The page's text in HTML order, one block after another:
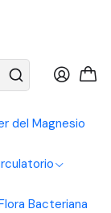
del Magnesio
Bacteriana
VIDA SANA